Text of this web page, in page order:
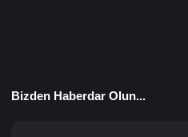
Bizden Haberdar Olun...